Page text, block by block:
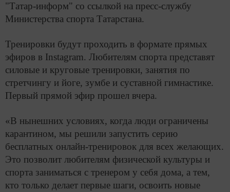
"Татар-информ" со ссылкой на пресс-службу
Министерства спорта Татарстана.
Тренировки будут проходить в формате прямых
эфиров в Instagram. Любителям спорта представят
силовые и круговые тренировки, занятия по
стретчингу и йоге, зумбе и суставной гимнастике.
Первый прямой эфир прошел вчера.
«В нынешних условиях, когда люди ограничены
карантином, мы решили запустить серию
бесплатных онлайн-тренировок для всех желающих.
Это позволит любителям физической культуры и
спорта заниматься с тренером у себя дома, а тем,
кто только делает первые шаги, освоить новые